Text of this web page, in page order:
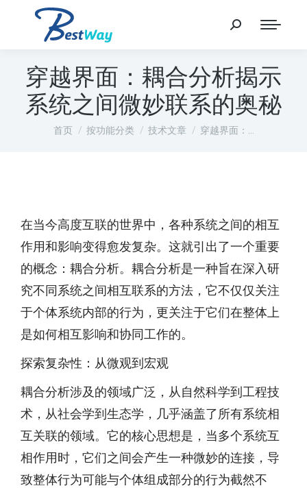
穿越界面：耦合分析揭示
系统之间微妙联系的奥秘
您在这里：
首页 按功能分类 技术文章 穿越界面：…
在当今高度互联的世界中，各种系统之间的相互
作用和影响变得愈发复杂。这就引出了一个重要
的概念：耦合分析。耦合分析是一种旨在深入研
究不同系统之间相互联系的方法，它不仅仅关注
于个体系统内部的行为，更关注于它们在整体上
是如何相互影响和协同工作的。
探索复杂性：从微观到宏观
耦合分析涉及的领域广泛，从自然科学到工程技
术，从社会学到生态学，几乎涵盖了所有系统相
互关联的领域。它的核心思想是，当多个系统互
相作用时，它们之间会产生一种微妙的连接，导
致整体行为可能与个体组成部分的行为截然不